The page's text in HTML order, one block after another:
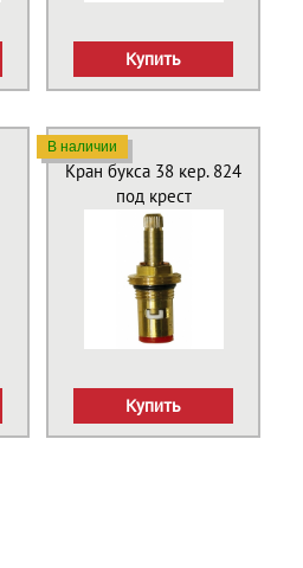
Купить
Кран букса 38 кер. 824
под крест
В наличии
Купить